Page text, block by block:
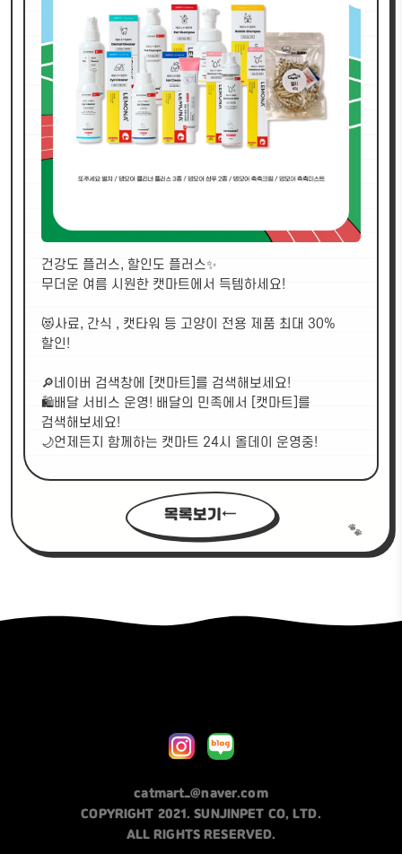
건강도 플러스, 할인도 플러스✨
무더운 여름 시원한 캣마트에서 득템하세요!
😻사료, 간식 , 캣타워 등 고양이 전용 제품 최대 30%
할인!
🔎네이버 검색창에 [캣마트]를 검색해보세요!
🛍배달 서비스 운영! 배달의 민족에서 [캣마트]를
검색해보세요!
🌙언제든지 함께하는 캣마트 24시 올데이 운영중!
목록보기
catmart_@naver.com
COPYRIGHT 2021. SUNJINPET CO, LTD.
ALL RIGHTS RESERVED.